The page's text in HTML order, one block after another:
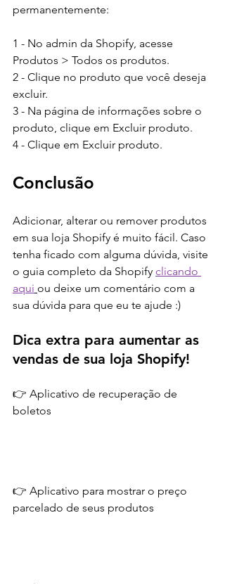
permanentemente:
1 - No admin da Shopify, acesse
Produtos > Todos os produtos.
2 - Clique no produto que você deseja
excluir.
3 - Na página de informações sobre o
produto, clique em Excluir produto.
4 - Clique em Excluir produto.
Conclusão
Adicionar, alterar ou remover produtos
em sua loja Shopify é muito fácil. Caso
tenha ficado com alguma dúvida, visite
o guia completo da Shopify clicando
aqui ou deixe um comentário com a
sua dúvida para que eu te ajude :)
Dica extra para aumentar as
vendas de sua loja Shopify!
👉 Aplicativo de recuperação de
boletos
👉 Aplicativo para mostrar o preço
parcelado de seus produtos